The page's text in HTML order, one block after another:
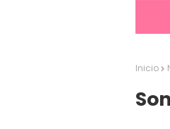
Inicio